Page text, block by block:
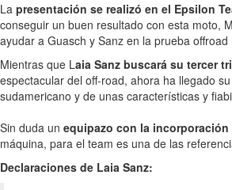
La presentación se realizó en el Epsilon
conseguir un buen resultado con esta moto,
ayudar a Guasch y Sanz en la prueba
Mientras que Laia Sanz buscará su tercer
espectacular del off-road, ahora ha llegado
sudamericano y de unas características y
Sin duda un equipazo con la
máquina, para el team es una de las
Declaraciones de Laia Sanz: